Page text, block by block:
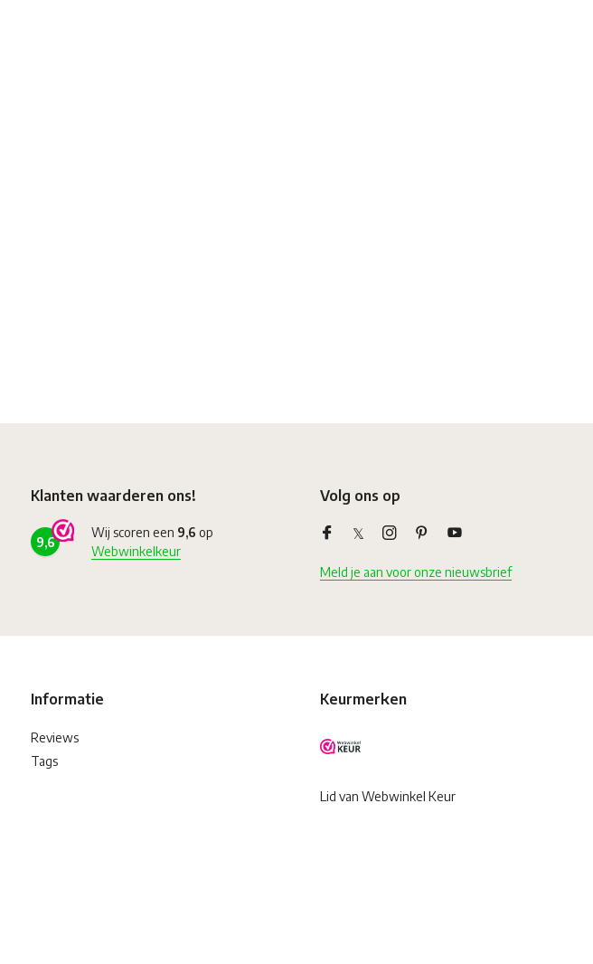
Klanten waarderen ons!
9,6
Wij scoren een 9,6 op
Webwinkelkeur
Volg ons op
Meld je aan voor onze nieuwsbrief
Informatie
Reviews
Tags
Keurmerken
Lid van Webwinkel Keur